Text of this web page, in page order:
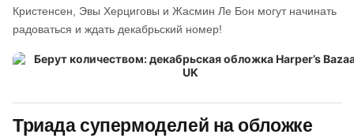
Кристенсен, Эвы Херциговы и Жасмин Ле Бон могут начинать
радоваться и ждать декабрьский номер!
Триада супермоделей на обложке